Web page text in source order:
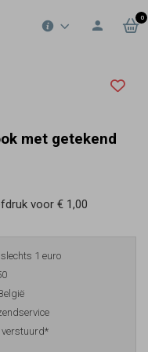
0
met getekend
voor € 1,00
1 euro
verstuurd*